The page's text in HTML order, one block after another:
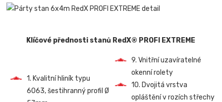
Klíčové přednosti stanů RedX® PROFI EXTREME
1. Kvalitní hliník typu
6063, šestihranný profil Ø
9. Vnitřní uzavíratelné
okenní rolety
10. Dvojitá vrstva
opláštění v rozích střechy